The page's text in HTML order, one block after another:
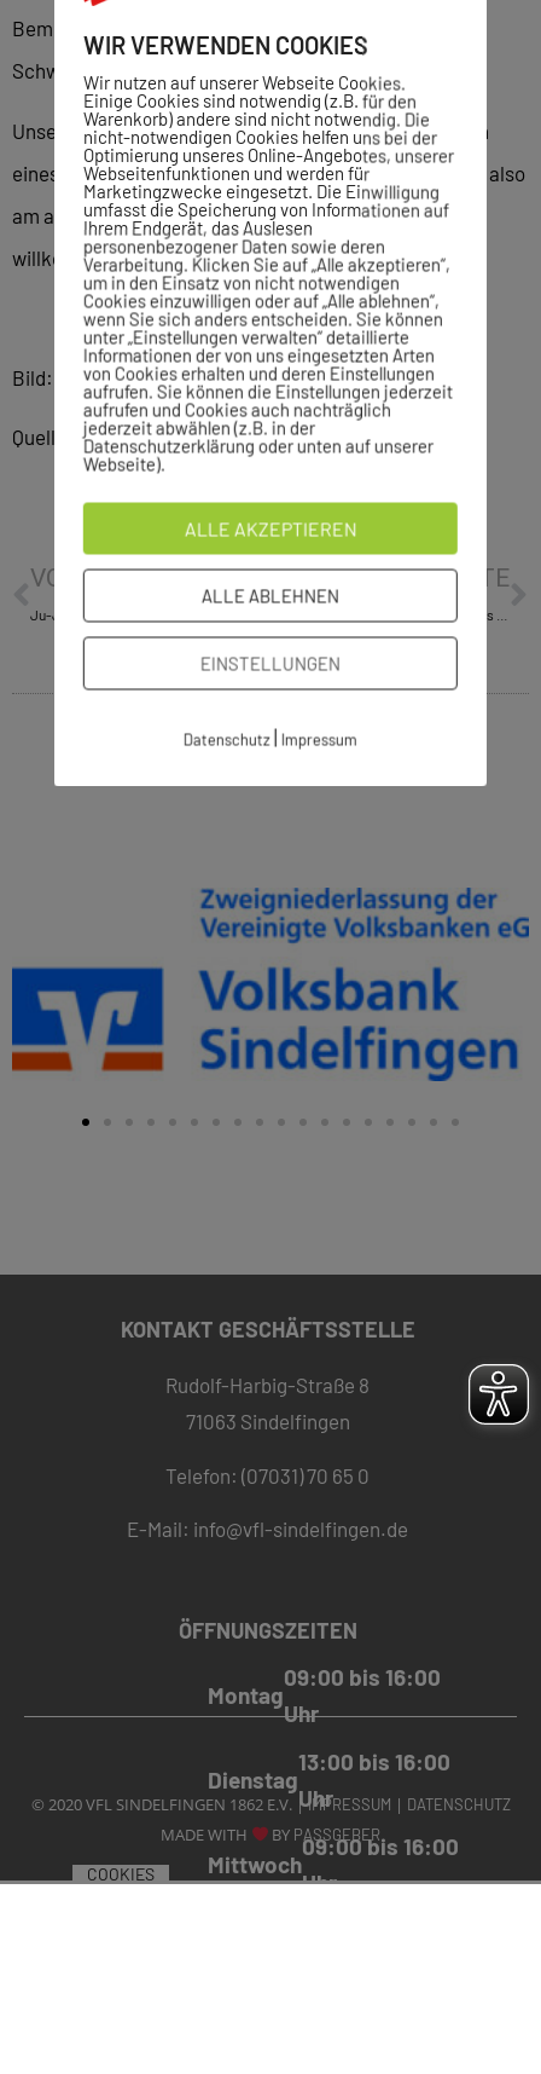
Bemerkenswert ist auch der fünfte Platz von Herbert
Schwarzwälder.
Unsere Blitzturniere finden immer am letzten Mittwoch
eines Monats statt. Das nächste Blitzturnier tragen wir also
am am 26. August aus. Gäste sind wieder herzlich
willkommen.
Bild: AdobeStock
Quelle: Volker Rühl
VORHERIGE NÄCHSTE
KONTAKT GESCHÄFTSSTELLE
Rudolf-Harbig-Straße 8
71063 Sindelfingen
Telefon: (07031) 70 65 0
E-Mail: info@vfl-sindelfingen.de
ÖFFNUNGSZEITEN
Montag
09:00 bis 16:00
Uhr
Dienstag
13:00 bis 16:00
Uhr
Mittwoch
09:00 bis 16:00
Uhr
© 2020 VFL SINDELFINGEN 1862 E.V. |IMPRESSUM | DATENSCHUTZ
MADE WITH BY PASSGEBER
COOKIES
WIR VERWENDEN COOKIES
Wir nutzen auf unserer Webseite Cookies.
Einige Cookies sind notwendig (z.B. für den
Warenkorb) andere sind nicht notwendig. Die
nicht-notwendigen Cookies helfen uns bei der
Optimierung unseres Online-Angebotes, unserer
Webseitenfunktionen und werden für
Marketingzwecke eingesetzt. Die Einwilligung
umfasst die Speicherung von Informationen auf
Ihrem Endgerät, das Auslesen
personenbezogener Daten sowie deren
Verarbeitung. Klicken Sie auf „Alle akzeptieren“,
um in den Einsatz von nicht notwendigen
Cookies einzuwilligen oder auf „Alle ablehnen“,
wenn Sie sich anders entscheiden. Sie können
unter „Einstellungen verwalten“ detaillierte
Informationen der von uns eingesetzten Arten
von Cookies erhalten und deren Einstellungen
aufrufen. Sie können die Einstellungen jederzeit
aufrufen und Cookies auch nachträglich
jederzeit abwählen (z.B. in der
Datenschutzerklärung oder unten auf unserer
Webseite).
ALLE AKZEPTIEREN
ALLE ABLEHNEN
EINSTELLUNGEN
Datenschutz| Impressum